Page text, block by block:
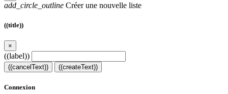
add_circle_outline Créer une nouvelle liste
((title))
×
((label))
((cancelText)) ((createText))
Connexion